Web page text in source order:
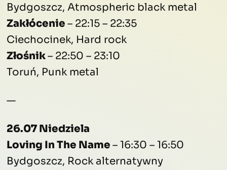
Bydgoszcz, Atmospheric black metal
Zakłócenie– 22:15 – 22:35
Ciechocinek, Hard rock
Złośnik– 22:50 – 23:10
Toruń, Punk metal
—
26.07 Niedziela
Loving In The Name– 16:30 – 16:50
Bydgoszcz, Rock alternatywny